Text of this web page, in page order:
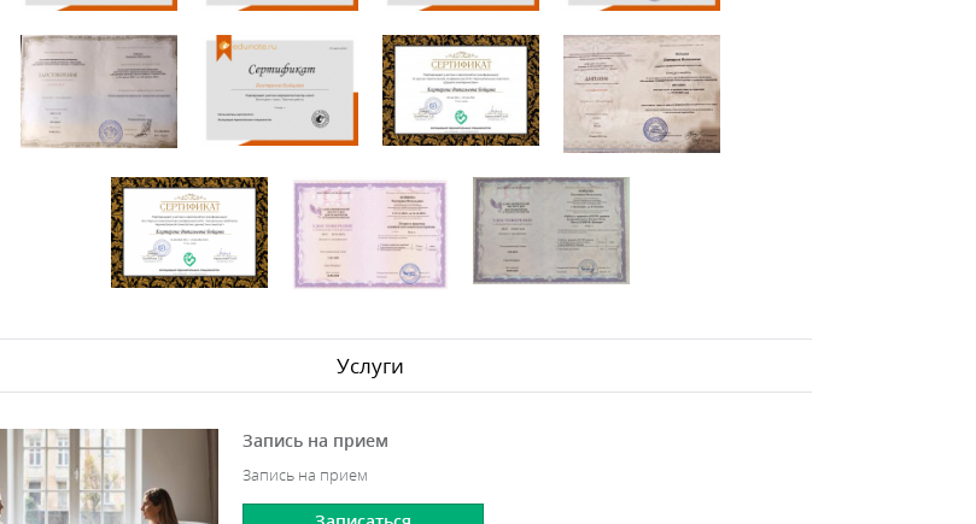
Услуги
Запись на прием
Запись на прием